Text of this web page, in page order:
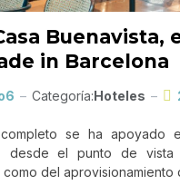
Buenavista,
in Barcelona
Categoría:Hoteles
se ha apoyado
desde el punto de
del aprovisionamiento